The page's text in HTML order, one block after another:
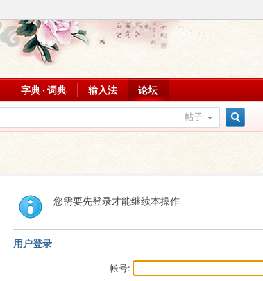
字典 · 词典 输入法 论坛
帖子
您需要先登录才能继续本操作
用户登录
帐号: